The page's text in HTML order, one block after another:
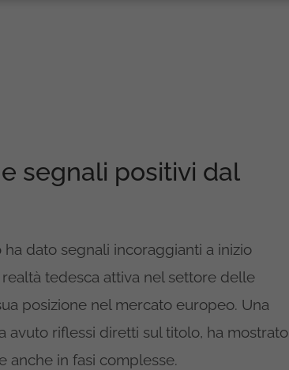
segnali positivi dal
ha dato segnali incoraggianti a inizio
realtà tedesca attiva nel settore delle
posizione nel mercato europeo. Una
avuto riflessi diretti sul titolo, ha mostrato
anche in fasi complesse.